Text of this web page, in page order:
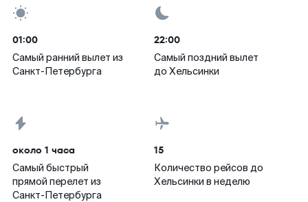
01:00
Самый ранний вылет из
Санкт-Петербурга
22:00
Самый поздний вылет
до Хельсинки
около 1 часа
Самый быстрый
прямой перелет из
Санкт-Петербурга
15
Количество рейсов до
Хельсинки в неделю